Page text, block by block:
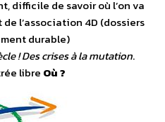
difficile de savoir où l’on va
l’association 4D (dossiers
durable)
! Des crises à la mutation.
libre Où ?